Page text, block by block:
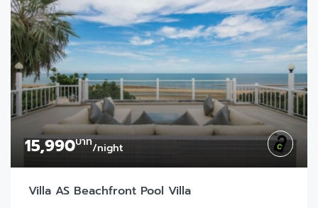
15,990บาท/night
Villa AS Beachfront Pool Villa